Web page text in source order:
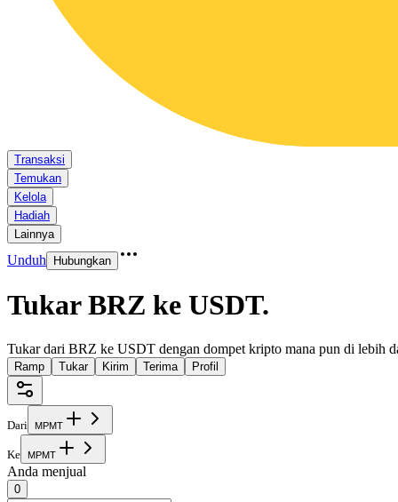
Transaksi
Temukan
Kelola
Hadiah
Lainnya
Unduh Hubungkan
Tukar BRZ ke USDT.
Tukar dari BRZ ke USDT dengan dompet kripto mana pun di lebih
Ramp Tukar Kirim Terima Profil
Dari MPMT
Ke MPMT
Anda menjual
0